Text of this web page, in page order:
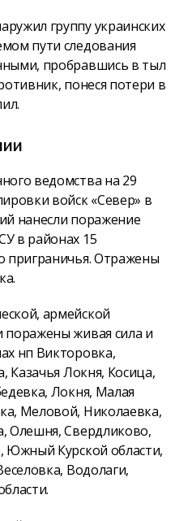
группу украинских
пути следования
пробравшись в тыл
понеся потери в
ведомства на 29
войск «Север» в
нанесли поражение
в районах 15
приграничья. Отражены
армейской
поражены живая сила и
нп Викторовка,
Казачья Локня, Косица,
Локня, Малая
Меловой, Николаевка,
Олешня, Свердликово,
Южный Курской области,
Водолаги,